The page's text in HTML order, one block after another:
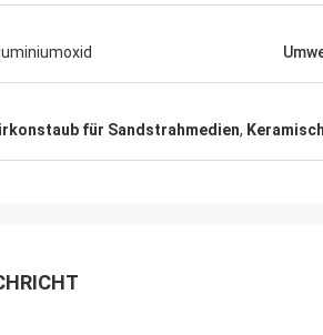
für Sandstrahmedien,